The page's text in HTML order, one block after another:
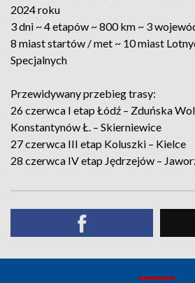
2024 roku
3 dni ~ 4 etapów ~ 800 km ~ 3
8 miast startów / met ~ 10 miast
Specjalnych
Przewidywany przebieg trasy:
26 czerwca I etap Łódź – Zduńska
Konstantynów Ł. – Skierniewice
27 czerwca III etap Koluszki – Kielce
28 czerwca IV etap Jędrzejów –